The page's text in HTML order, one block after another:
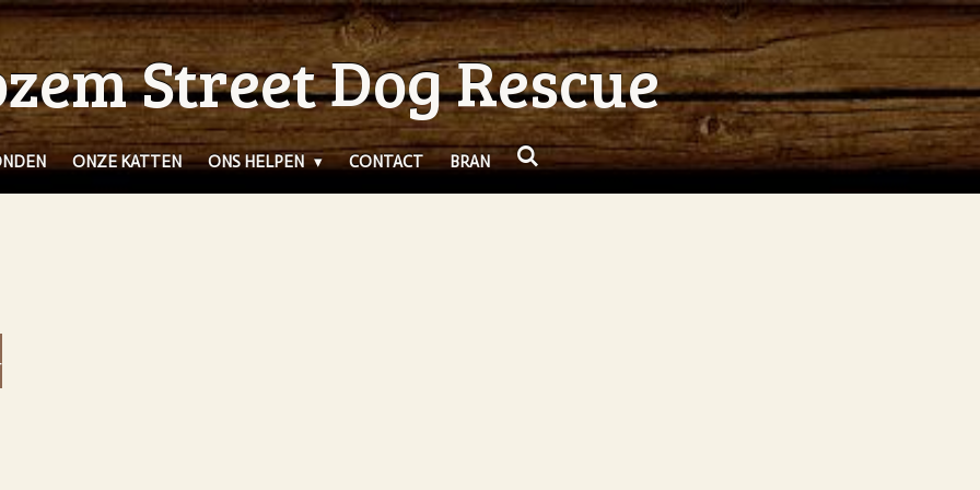
Street Dog Rescue
ONZE KATTEN ONS HELPEN CONTACT BRAN